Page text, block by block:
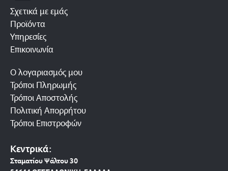
Σχετικά με εμάς
Προϊόντα
Υπηρεσίες
Επικοινωνία
Ο λογαριασμός μου
Τρόποι Πληρωμής
Τρόποι Αποστολής
Πολιτική Απορρήτου
Τρόποι Επιστροφών
Κεντρικά:
Σταματίου Ψάλτου 30